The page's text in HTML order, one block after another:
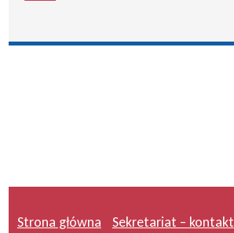
Strona główna Sekretariat – kontakt